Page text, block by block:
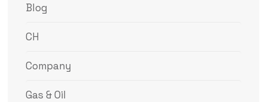
Blog
CH
Company
Gas & Oil